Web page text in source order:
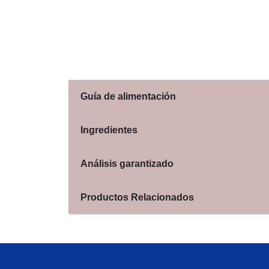
Guía de alimentación
Ingredientes
Análisis garantizado
Productos Relacionados